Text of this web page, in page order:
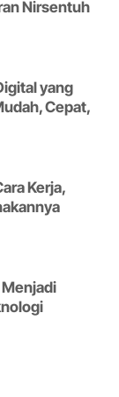
Nirsentuh
yang
Cepat,
Kerja,